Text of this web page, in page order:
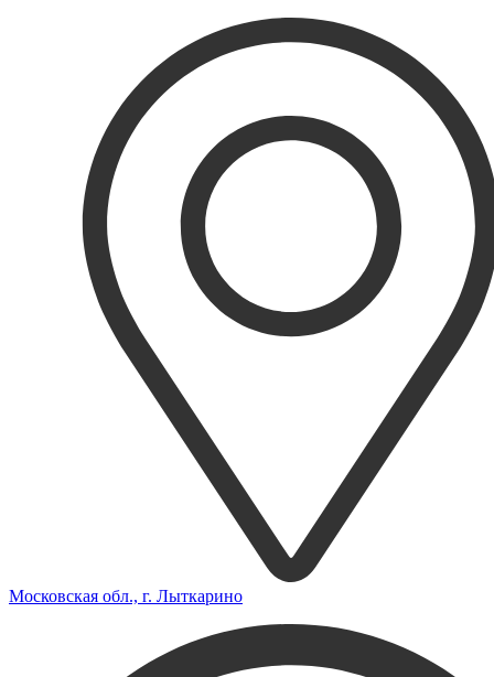
Московская обл., г. Лыткарино